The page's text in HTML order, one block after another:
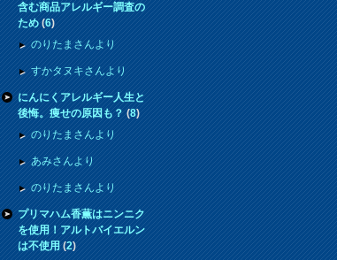
含む商品アレルギー調査の
ため(6)
のりたまさんより
すかタヌキさんより
にんにくアレルギー人生と
後悔。痩せの原因も？(8)
のりたまさんより
あみさんより
のりたまさんより
プリマハム香薫はニンニク
を使用！アルトバイエルン
は不使用(2)